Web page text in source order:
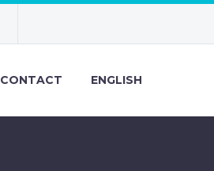
CONTACT ENGLISH